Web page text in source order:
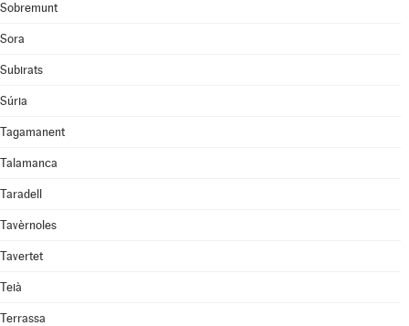
Sobremunt
Sora
Subirats
Súria
Tagamanent
Talamanca
Taradell
Tavèrnoles
Tavertet
Teià
Terrassa